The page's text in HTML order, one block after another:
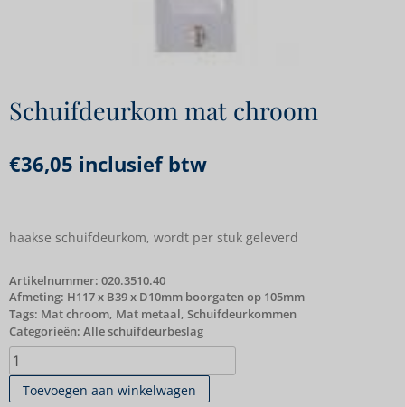
Schuifdeurkom mat chroom
€36,05 inclusief btw
haakse schuifdeurkom, wordt per stuk geleverd
Artikelnummer: 020.3510.40
Afmeting: H117 x B39 x D10mm boorgaten op 105mm
Tags: Mat chroom, Mat metaal, Schuifdeurkommen
Categorieën: Alle schuifdeurbeslag
Toevoegen aan winkelwagen